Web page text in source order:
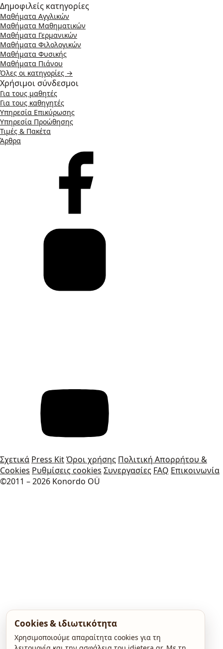
Δημοφιλείς κατηγορίες
Μαθήματα Αγγλικών
Μαθήματα Μαθηματικών
Μαθήματα Γερμανικών
Μαθήματα Φιλολογικών
Μαθήματα Φυσικής
Μαθήματα Πιάνου
Όλες οι κατηγορίες →
Χρήσιμοι σύνδεσμοι
Για τους μαθητές
Για τους καθηγητές
Υπηρεσία Επικύρωσης
Υπηρεσία Προώθησης
Τιμές & Πακέτα
Άρθρα
Σχετικά Press KitΌροι χρήσης Πολιτική Απορρήτου &
Cookies Ρυθμίσεις cookies Συνεργασίες FAQ Επικοινωνία
©2011 – 2026 Konordo OÜ
Cookies & ιδιωτικότητα
Χρησιμοποιούμε απαραίτητα cookies για τη